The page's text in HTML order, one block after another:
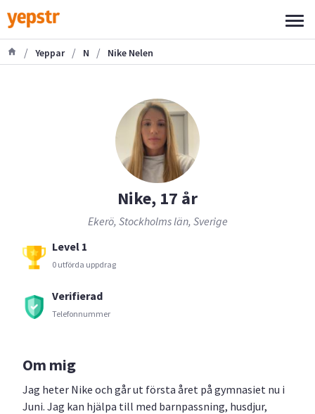
/ Yeppar / N / Nike Nelen
Nike, 17 år
Ekerö, Stockholms län, Sverige
Level 1
0 utförda uppdrag
Verifierad
Telefonnummer
Om mig
Jag heter Nike och går ut första året på gymnasiet nu i
Juni. Jag kan hjälpa till med barnpassning, husdjur,